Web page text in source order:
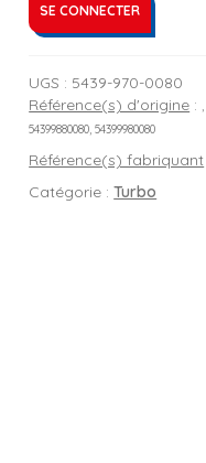
SE CONNECTER
UGS : 5439-970-0080
Référence(s) d'origine :
54399880080, 54399980080
Référence(s) fabriquant
Catégorie :Turbo